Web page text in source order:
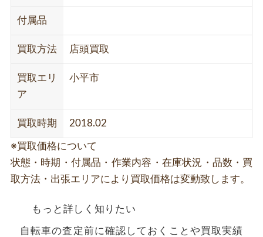
付属品
買取方法 店頭買取
買取エリ
ア
小平市
買取時期 2018.02
※買取価格について
状態・時期・付属品・作業内容・在庫状況・品数・買
取方法・出張エリアにより買取価格は変動致します。
もっと詳しく知りたい
自転車の査定前に確認しておくことや買取実績